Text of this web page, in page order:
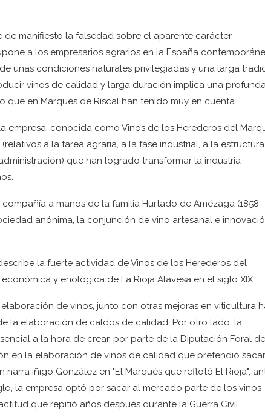
de manifiesto la falsedad sobre el aparente carácter
a los empresarios agrarios en la España
unas condiciones naturales privilegiadas y una larga
vinos de calidad y larga duración implica una
en Marqués de Riscal han tenido muy en cuenta.
empresa, conocida como Vinos de los Herederos del
a la tarea agraria, a la fase industrial, a la estructura
que han logrado transformar la industria
a manos de la familia Hurtado de Amézaga (1858-
anónima, la conjunción de vino artesanal e
la fuerte actividad de Vinos de los Herederos del
y enológica de La Rioja Alavesa en el siglo XIX.
de vinos, junto con otras mejoras en viticultura
la elaboración de caldos de calidad. Por otro lado, la
a la hora de crear, por parte de la Diputación Foral de
en la elaboración de vinos de calidad que pretendió
narra íñigo González en "El Marqués que reflotó El Rioja",
la empresa optó por sacar al mercado parte de los vinos
que repitió años después durante la Guerra Civil.